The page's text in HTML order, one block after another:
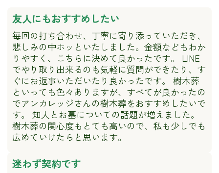
友人にもおすすめしたい
毎回の打ち合わせ、丁寧に寄り添っていただき、
悲しみの中ホッといたしました。金額などもわか
りやすく、こちらに決めて良かったです。 LINE
でやり取り出来るのも気軽に質問ができたり、す
ぐにお返事いただいたり良かったです。 樹木葬
といっても色々ありますが、すべてが良かったの
でアンカレッジさんの樹木葬をおすすめしたいで
す。 知人とお墓についての話題が増えました。
樹木葬の関心度もとても高いので、私も少しでも
広めていけたらと思います。
迷わず契約です